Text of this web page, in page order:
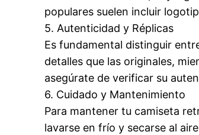
populares suelen incluir
5. Autenticidad y Réplicas
Es fundamental distinguir
detalles que las originales,
asegúrate de verificar su
6. Cuidado y Mantenimiento
Para mantener tu camiseta
lavarse en frío y secarse al